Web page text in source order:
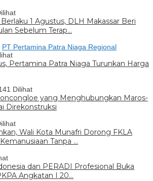
1 Agustus, DLH Makassar Beri
Sebelum Terap…
PT Pertamina Patra Niaga Regional
Pertamina Patra Niaga Turunkan Harga
Dilihat
yang Menghubungkan Maros-
Direkonstruksi
Wali Kota Munafri Dorong FKLA
Tanpa …
dan PERADI Profesional Buka
Angkatan I 20…